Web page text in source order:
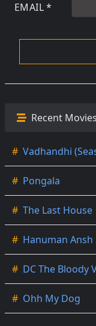
EMAIL*
Recent Movies
# Vadhandhi
# Pongala
# The Last House
# Hanuman Ansh
# DC The Bloody
# Ohh My Dog